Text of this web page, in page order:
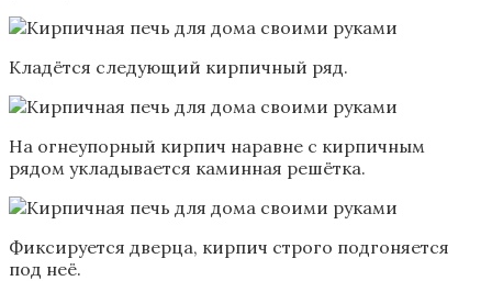
Кладётся следующий кирпичный ряд.
На огнеупорный кирпич наравне с кирпичным
рядом укладывается каминная решётка.
Фиксируется дверца, кирпич строго подгоняется
под неё.